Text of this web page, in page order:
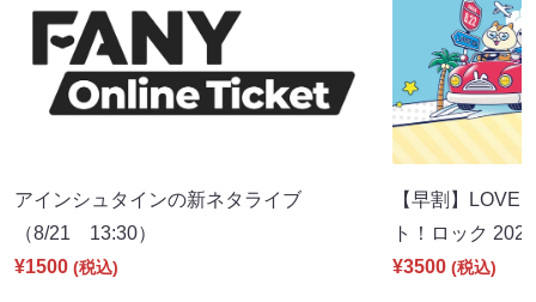
アインシュタインの新ネタライブ
（8/21 13:30）
¥1500 (税込)
【早割】LOVE
ト！ロック
¥3500 (税込)